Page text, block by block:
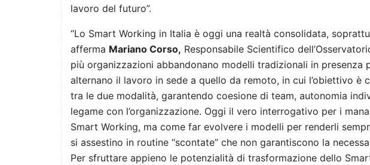
lavoro del futuro”.
“Lo Smart Working in Italia è oggi una realtà consolidata,
afferma Mariano Corso, Responsabile Scientifico
più organizzazioni abbandonano modelli tradizionali in presenza
alternano il lavoro in sede a quello da remoto, in cui l’obiettivo è
tra le due modalità, garantendo coesione di team, autonomia
legame con l’organizzazione. Oggi il vero interrogativo per i
Smart Working, ma come far evolvere i modelli per renderli
si assestino in routine “scontate” che non garantiscono la
Per sfruttare appieno le potenzialità di trasformazione dello